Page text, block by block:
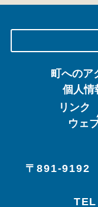
町へのア
個人情
リンク
ウェ
〒891-9192